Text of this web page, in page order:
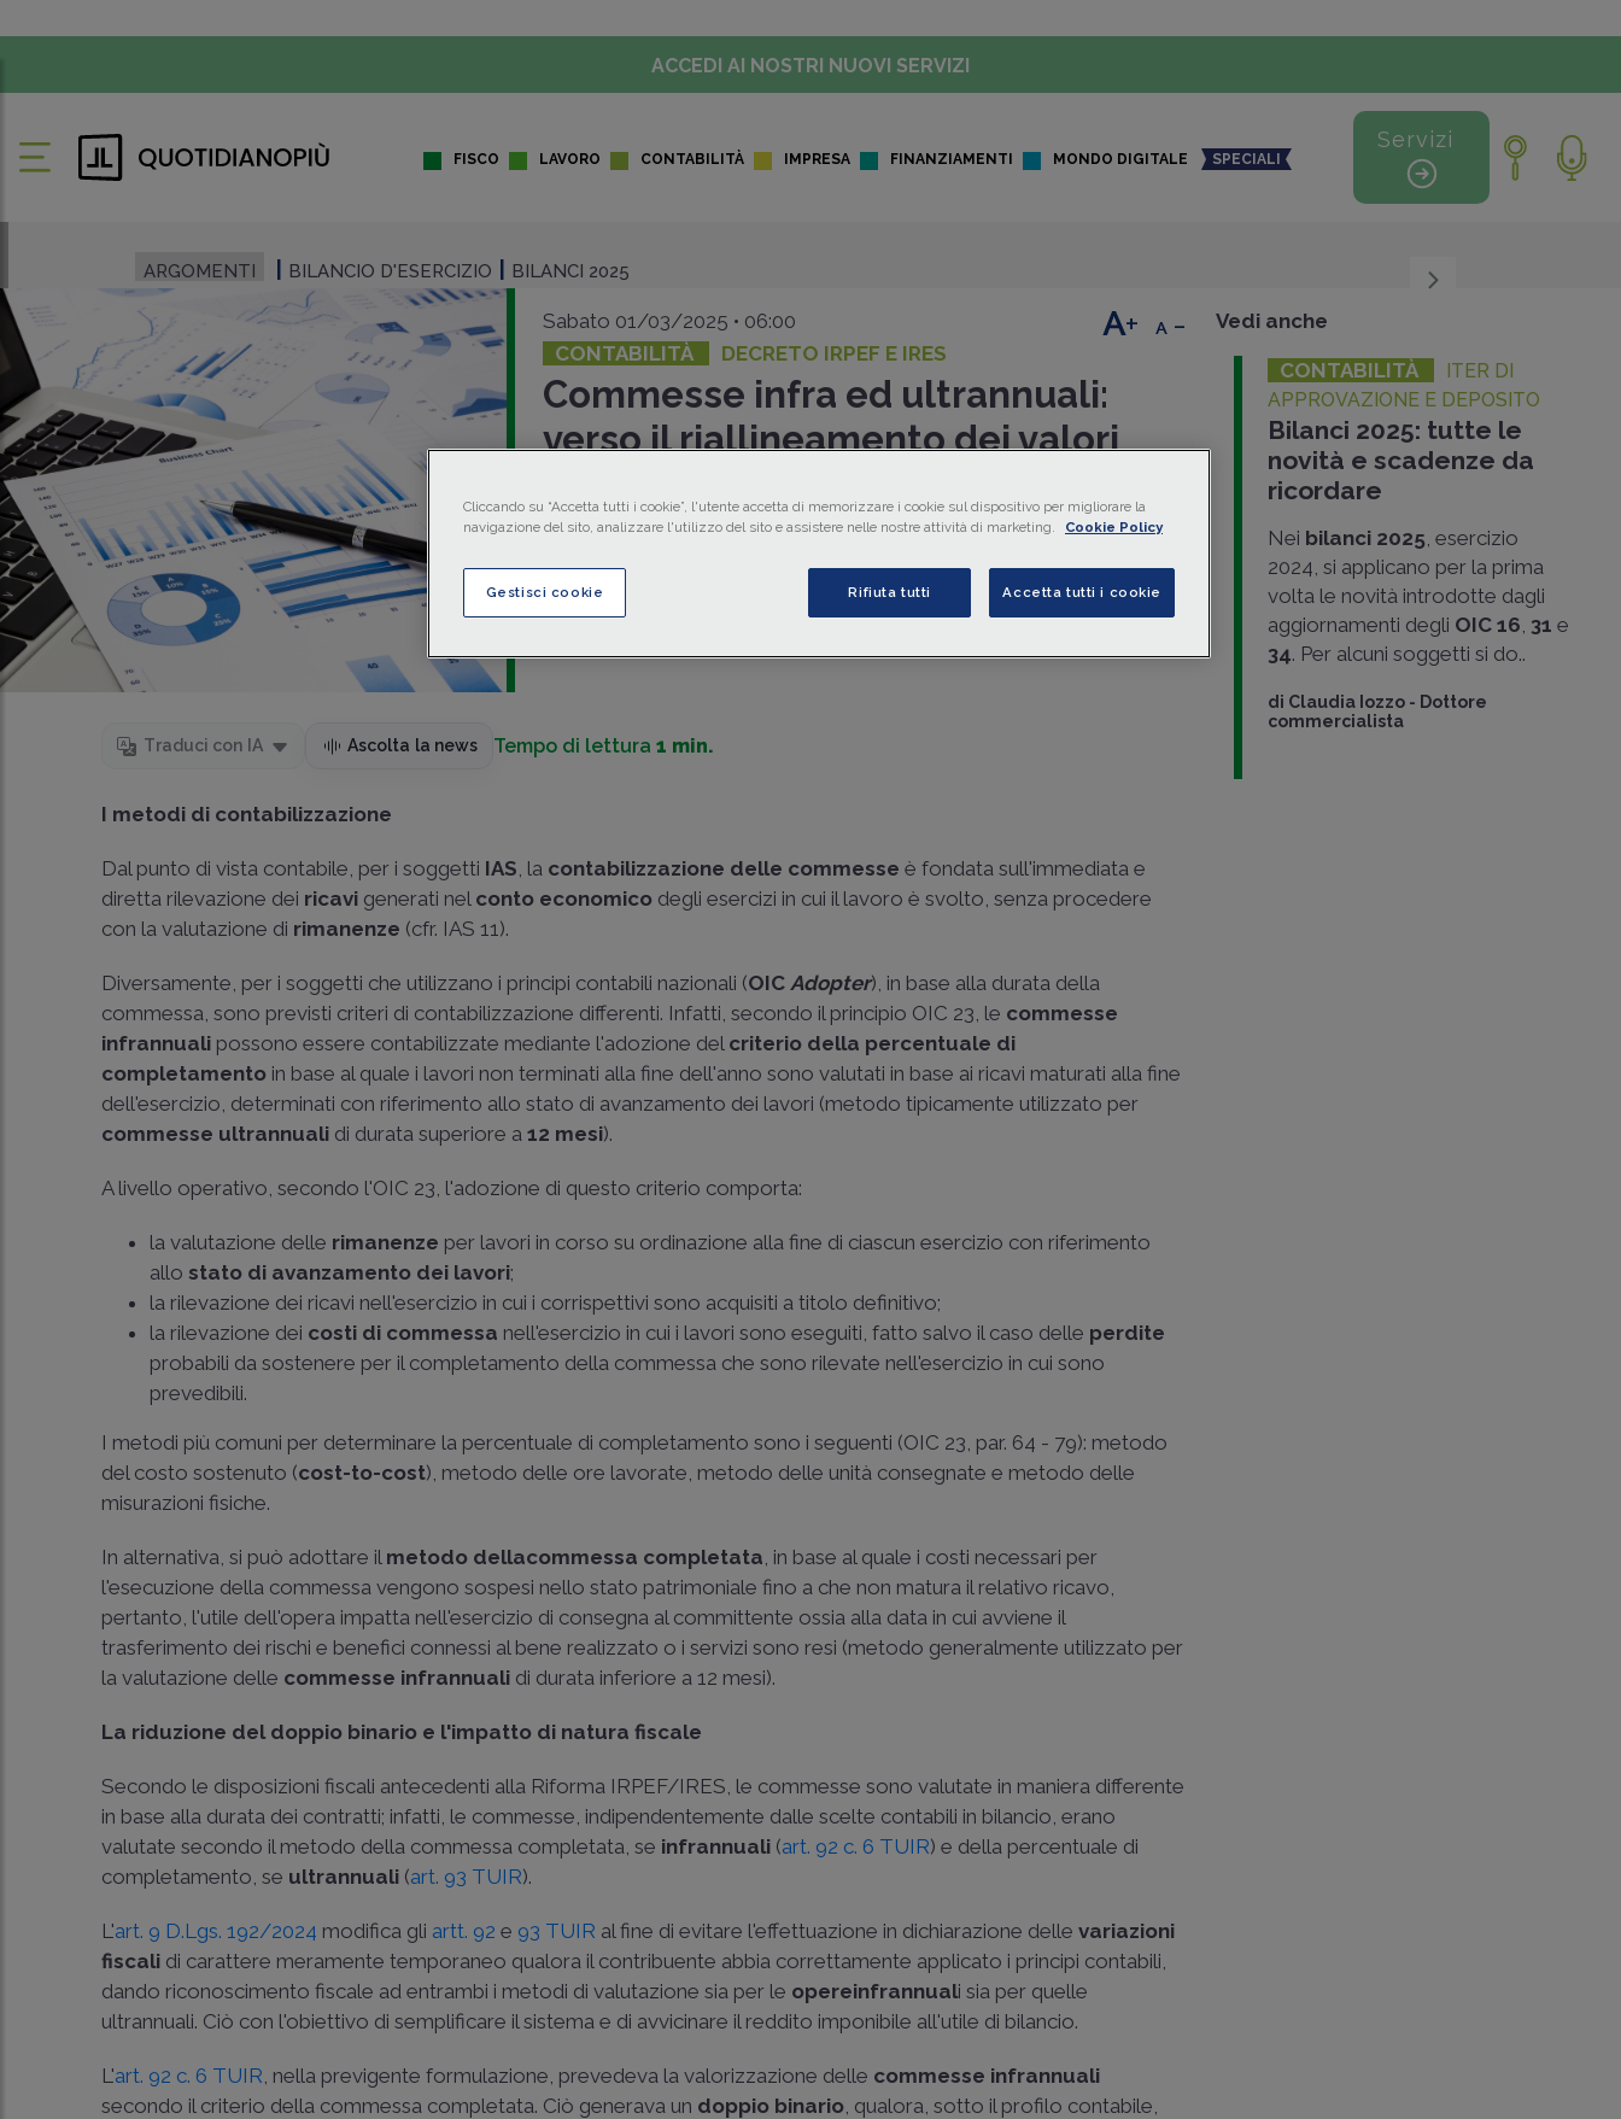
ACCEDI AI NOSTRI NUOVI SERVIZI
FISCO LAVORO CONTABILITÀ IMPRESA FINANZIAMENTI MONDO DIGITALE SPECIALI
Servizi
ARGOMENTI BILANCIO D'ESERCIZIO BILANCI 2025
Sabato 01/03/2025 • 06:00
CONTABILITÀ
DECRETO IRPEF E IRES
Commesse infra ed ultrannuali:
verso il riallineamento dei valori
dall'esercizio 2024, l'eliminazione del doppio binario travalori
servizi, dando rilevanza fiscale ai “corretti” principi contabili adottati in
bilancio
+ -
Traduci con IA Ascolta la news Tempo di lettura1 min.
I metodi di contabilizzazione
Dal punto di vista contabile, per i soggetti IAS, la contabilizzazione delle commesse è fondata sull'immediata e
diretta rilevazione dei ricavi generati nel conto economico degli esercizi in cui il lavoro è svolto, senza procedere
con la valutazione di rimanenze (cfr. IAS 11).
Diversamente, per i soggetti che utilizzano i principi contabili nazionali (OICAdopter), in base alla durata della
commessa, sono previsti criteri di contabilizzazione differenti. Infatti, secondo il principio OIC 23, le commesse
infrannuali possono essere contabilizzate mediante l'adozione del criterio della percentuale di
completamento in base al quale i lavori non terminati alla fine dell'anno sono valutati in base ai ricavi maturati alla fine
dell'esercizio, determinati con riferimento allo stato di avanzamento dei lavori (metodo tipicamente utilizzato per
commesse ultrannuali di durata superiore a 12 mesi).
A livello operativo, secondo l'OIC 23, l'adozione di questo criterio comporta:
la valutazione delle rimanenze per lavori in corso su ordinazione alla fine di ciascun esercizio con riferimento
allo stato di avanzamento dei lavori;
la rilevazione dei ricavi nell'esercizio in cui i corrispettivi sono acquisiti a titolo definitivo;
la rilevazione dei costi di commessa nell'esercizio in cui i lavori sono eseguiti, fatto salvo il caso delle perdite
probabili da sostenere per il completamento della commessa che sono rilevate nell'esercizio in cui sono
prevedibili.
I metodi più comuni per determinare la percentuale di completamento sono i seguenti (OIC 23, par. 64 - 79): metodo
del costo sostenuto (cost-to-cost), metodo delle ore lavorate, metodo delle unità consegnate e metodo delle
misurazioni fisiche.
In alternativa, si può adottare il metodo dellacommessa completata, in base al quale i costi necessari per
l'esecuzione della commessa vengono sospesi nello stato patrimoniale fino a che non matura il relativo ricavo,
pertanto, l'utile dell'opera impatta nell'esercizio di consegna al committente ossia alla data in cui avviene il
trasferimento dei rischi e benefici connessi al bene realizzato o i servizi sono resi (metodo generalmente utilizzato per
la valutazione delle commesse infrannuali di durata inferiore a 12 mesi).
La riduzione del doppio binario e l'impatto di natura fiscale
Secondo le disposizioni fiscali antecedenti alla Riforma IRPEF/IRES, le commesse sono valutate in maniera differente
in base alla durata dei contratti; infatti, le commesse, indipendentemente dalle scelte contabili in bilancio, erano
valutate secondo il metodo della commessa completata, se infrannuali (art. 92 c. 6 TUIR) e della percentuale di
completamento, se ultrannuali (art. 93 TUIR).
L'art. 9 D.Lgs. 192/2024 modifica gli artt. 92 e 93 TUIR al fine di evitare l'effettuazione in dichiarazione dellevariazioni
fiscali di carattere meramente temporaneo qualora il contribuente abbia correttamente applicato i principi contabili,
dando riconoscimento fiscale ad entrambi i metodi di valutazione sia per le opereinfrannuali sia per quelle
ultrannuali. Ciò con l'obiettivo di semplificare il sistema e di avvicinare il reddito imponibile all'utile di bilancio.
L'art. 92 c. 6 TUIR, nella previgente formulazione, prevedeva la valorizzazione delle commesse infrannuali
secondo il criterio della commessa completata. Ciò generava un doppio binario, qualora, sotto il profilo contabile,
Vedi anche
CONTABILITÀ
ITER DI
APPROVAZIONE E DEPOSITO
Bilanci 2025: tutte le
novità e scadenze da
ricordare
Nei bilanci 2025, esercizio
2024, si applicano per la prima
volta le novità introdotte dagli
aggiornamenti degli OIC 16, 31 e
34. Per alcuni soggetti si do..
di Claudia Iozzo - Dottore
commercialista
Cliccando su “Accetta tutti i cookie”, l'utente accetta di memorizzare i cookie sul dispositivo per migliorare la
navigazione del sito, analizzare l'utilizzo del sito e assistere nelle nostre attività di marketing.
Cookie Policy
Gestisci cookie Rifiuta tutti Accetta tutti i cookie